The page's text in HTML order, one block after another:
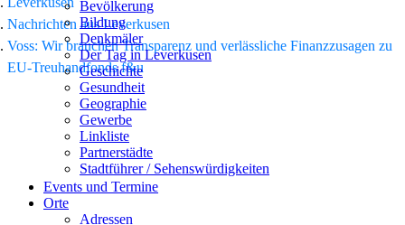
Bevölkerung
Bildung
Denkmäler
Der Tag in Leverkusen
Geschichte
Gesundheit
Geographie
Gewerbe
Linkliste
Partnerstädte
Stadtführer / Sehenswürdigkeiten
Stadtplan
Sport
Events und Termine
Orte
Adressen
Nachrichten aus Leverkusen
Voss: Wir brauchen Transparenz und verlässliche Finanzzusagen zu
EU-Treuhandfonds f&u